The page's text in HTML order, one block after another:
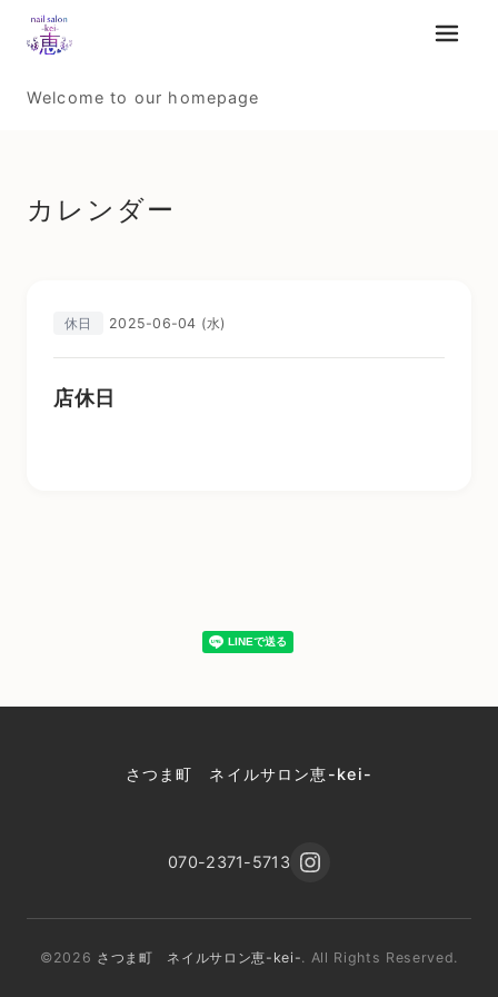
Welcome to our homepage
メニュ
カレンダー
休日 2025-06-04 (水)
店休日
さつま町 ネイルサロン恵-kei-
070-2371-5713
©2026 さつま町 ネイルサロン恵-kei-. All Rights Reserved.